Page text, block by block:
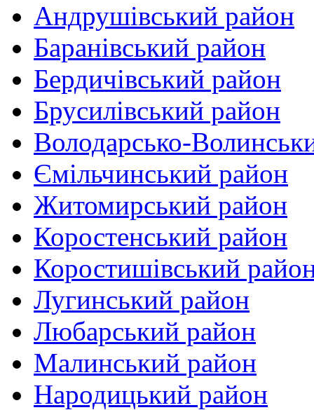
Андрушівський район
Баранівський район
Бердичівський район
Брусилівський район
Володарсько-
Ємільчинський район
Житомирський район
Коростенський район
Коростишівський
Лугинський район
Любарський район
Малинський район
Народицький район